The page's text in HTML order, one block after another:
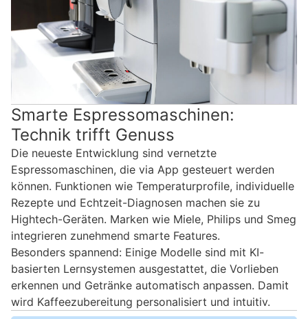
Smarte Espressomaschinen:
Technik trifft Genuss
Die neueste Entwicklung sind vernetzte
Espressomaschinen, die via App gesteuert werden
können. Funktionen wie Temperaturprofile, individuelle
Rezepte und Echtzeit-Diagnosen machen sie zu
Hightech-Geräten. Marken wie Miele, Philips und Smeg
integrieren zunehmend smarte Features.
Besonders spannend: Einige Modelle sind mit KI-
basierten Lernsystemen ausgestattet, die Vorlieben
erkennen und Getränke automatisch anpassen. Damit
wird Kaffeezubereitung personalisiert und intuitiv.